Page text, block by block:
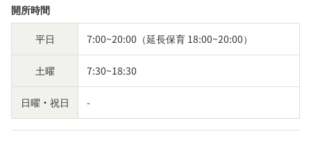
開所時間
平日 7:00~20:00（延長保育 18:00~20:00）
土曜 7:30~18:30
日曜・祝日 -